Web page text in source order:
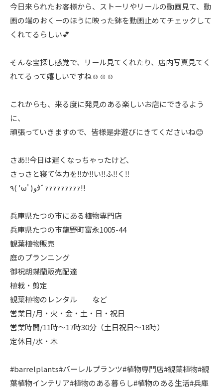
今日来られたお客様から、ストーリやリールの動画見て、動
画の端のおくーのほうに映った鉢を動画止めてチェックして
くれてるらしい💕
そんな宝探し感覚で、リール見てくれたり、店内写真見てく
れてるって嬉しいですね☺️☺️☺️
これからも、来る度に発見のある楽しいお店にできるよう
に、
頑張っていきますので、皆様是非遊びにきてくださいね😊
さあ‼️今日は遅くなっちゃったけど、
さっさと寝て体力を‼️か‼️い‼️ふ‼️く‼️
٩( 'ω' )وﾀﾞｧｧｧｧｧｧｧｧｧ!!
兵庫県たつの市にある植物専門店
兵庫県たつの市龍野町富永1005-44
観葉植物販売
庭のプランニング
御祝胡蝶蘭販売配達
植栽・剪定
観葉植物のレンタル など
営業日/月・火・金・土・日・祝日
営業時間/11時〜17時30分（土日祝日〜18時）
定休日/水・木
#barrelplants#バーレルプランツ#植物専門店#観葉植物#観
葉植物インテリア#植物のある暮らし#植物のある生活#兵庫